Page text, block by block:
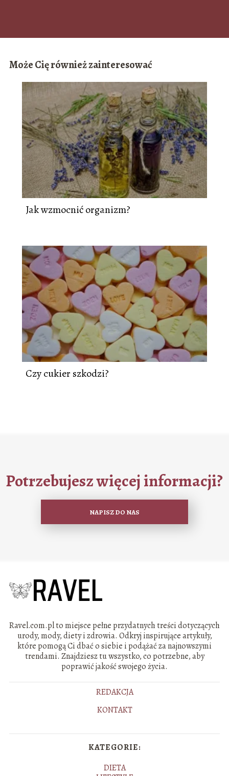
Może Cię również zainteresować
Jak wzmocnić organizm?
Czy cukier szkodzi?
Potrzebujesz więcej informacji?
NAPISZ DO NAS
Ravel.com.pl to miejsce pełne przydatnych treści dotyczących
urody, mody, diety i zdrowia. Odkryj inspirujące artykuły,
które pomogą Ci dbać o siebie i podążać za najnowszymi
trendami. Znajdziesz tu wszystko, co potrzebne, aby
poprawić jakość swojego życia.
REDAKCJA
KONTAKT
KATEGORIE:
DIETA